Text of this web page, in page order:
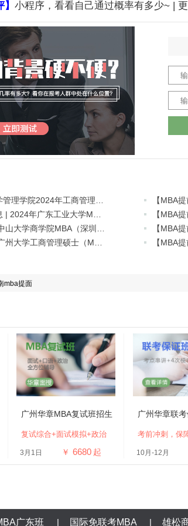
小程序，看看自己通过概率有多少~ |
【MBA
mba提面
广州华章MBA复试班招生
复试综合+面试模拟+政治
3月1日 ￥ 6680 起
广州华章联
考前冲刺，保
10月-12月
广东班 | 国际免联考MBA | 雄松